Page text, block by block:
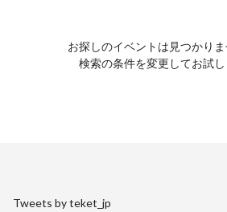
お探しのイベントは見つかりま
検索の条件を変更してお試し
Tweets by teket_jp